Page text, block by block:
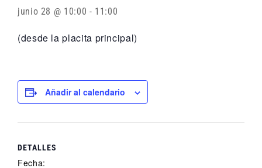
junio 28 @ 10:00 - 11:00
(desde la placita principal)
Añadir al calendario
DETALLES
Fecha: